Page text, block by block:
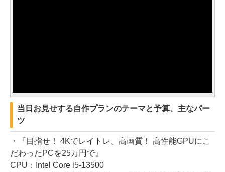
当日お見せする自作プランのテーマと予算、主なパー
ツ
・『目指せ！ 4Kでレイトレ、高画質！ 高性能GPUにこ
だわったPCを25万円で』
CPU：Intel Core i5-13500